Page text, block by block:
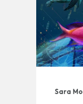
Sara Mo